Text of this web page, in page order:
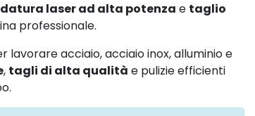
laser ad alta potenza e taglio
professionale.
lavorare acciaio, acciaio inox, alluminio e
, tagli di alta qualità e pulizie efficienti